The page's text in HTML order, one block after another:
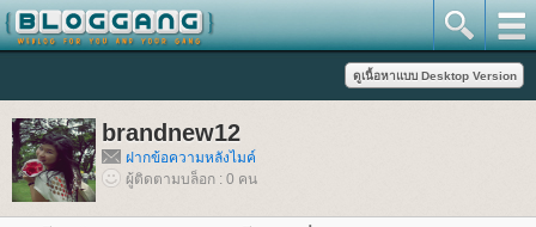
brandnew12
ฝากข้อความหลังไมค์
ผู้ติดตามบล็อก : 0 คน